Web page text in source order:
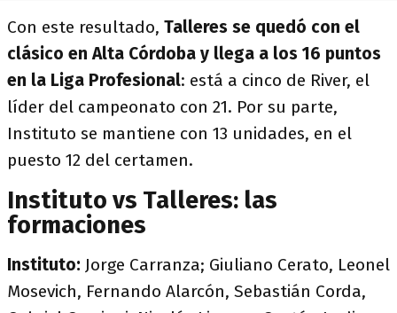
Con este resultado, Talleres se quedó con el
clásico en Alta Córdoba y llega a los 16 puntos
en la Liga Profesional: está a cinco de River, el
líder del campeonato con 21. Por su parte,
Instituto se mantiene con 13 unidades, en el
puesto 12 del certamen.
Instituto vs Talleres: las
formaciones
Instituto: Jorge Carranza; Giuliano Cerato, Leonel
Mosevich, Fernando Alarcón, Sebastián Corda,